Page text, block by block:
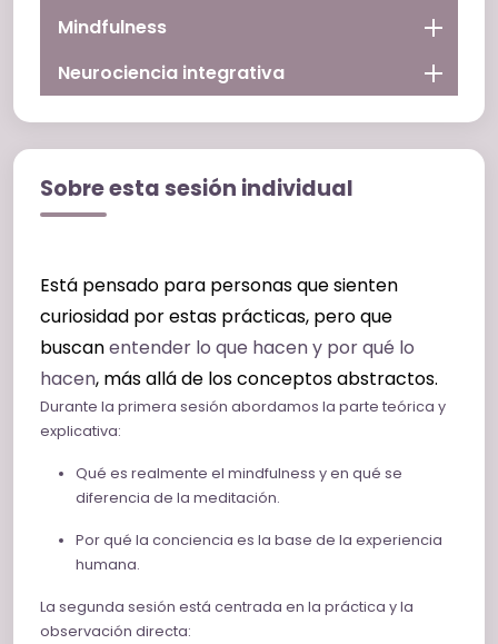
Mindfulness
Neurociencia integrativa
Sobre esta sesión individual
Está pensado para personas que sienten
curiosidad por estas prácticas, pero que
buscanentender lo que hacen y por qué lo
hacen, más allá de los conceptos abstractos.
Durante la primera sesión abordamos la parte teórica y
explicativa:
Qué es realmente el mindfulness y en qué se
diferencia de la meditación.
Por qué la conciencia es la base de la experiencia
humana.
La segunda sesión está centrada en la práctica y la
observación directa: